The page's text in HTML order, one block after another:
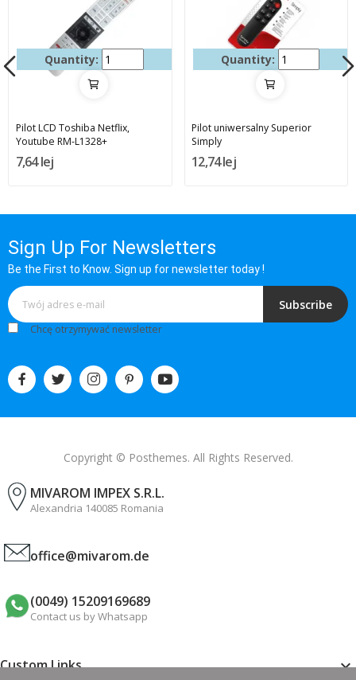
Quantity:
Pilot LCD Toshiba Netflix,
Youtube RM-L1328+
7,64 lej
Quantity:
Pilot uniwersalny Superior
Simply
12,74 lej
Sign Up For Newsletters
Be the First to Know. Sign up for newsletter today !
Subscribe
Chcę otrzymywać newsletter
Copyright © Posthemes. All Rights Reserved.
MIVAROM IMPEX S.R.L.
Alexandria 140085 Romania
office@mivarom.de
(0049) 15209169689
Contact us by Whatsapp
Custom Links 